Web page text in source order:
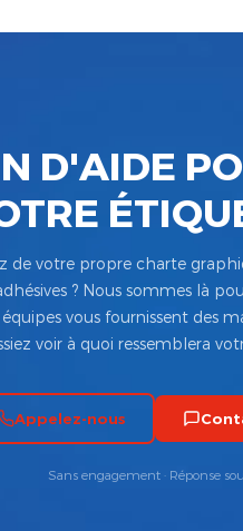
D'AIDE
de votre propre charte
? Nous sommes là
vous fournissent des
voir à quoi ressemblera
Appelez-nous
Sans engagement · Réponse